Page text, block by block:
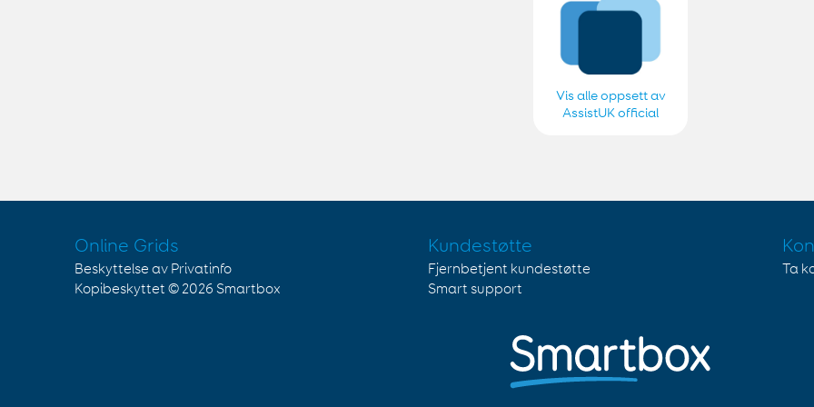
Vis alle oppsett av
AssistUK official
Online Grids
Beskyttelse av Privatinfo
Kopibeskyttet © 2026 Smartbox
Kundestøtte
Fjernbetjent kundestøtte
Smart support
Ta